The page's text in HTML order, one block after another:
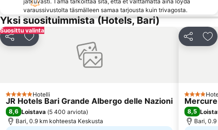
varaussivustolta täsmälleen samaa tarjousta kuin trivagosta.
Yksi suosituimmista (Hotels, Bari)
Suosittu valinta
Jaa Lisää suosikkeihin
5 Tähtiluokitus
Hotelli
JR Hotels Bari Grande Albergo delle Nazioni
8,6 Loistava (5 400 arviota)
Bari, 0.9 km kohteesta Keskusta
Jaa
4
8,5
Bari,